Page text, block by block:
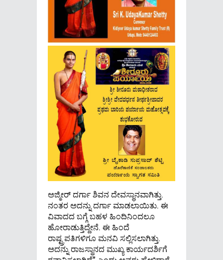
ಅಜ್ಮೀರ್ ದರ್ಗಾ ಶಿವನ ದೇವಸ್ಥಾನವಾಗಿತ್ತು.
ನಂತರ ಅದನ್ನು ದರ್ಗಾ ಮಾಡಲಾಯಿತು. ಈ
ವಿವಾದದ ಬಗ್ಗೆ ಬಹಳ ಹಿಂದಿನಿಂದಲೂ
ಹೋರಾಡುತ್ತಿದ್ದೇನೆ. ಈ ಹಿಂದೆ
ರಾಷ್ಟ್ರಪತಿಗಳಿಗೂ ಮನವಿ ಸಲ್ಲಿಸಲಾಗಿತ್ತು.
ಅದನ್ನು ರಾಜಸ್ಥಾನದ ಮುಖ್ಯ ಕಾರ್ಯದರ್ಶಿಗೆ